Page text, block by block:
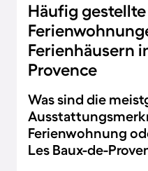
Häufig gestellte
Ferienhäusern
Provence
Was sind die
Ferienwohnung
Les Baux-de-